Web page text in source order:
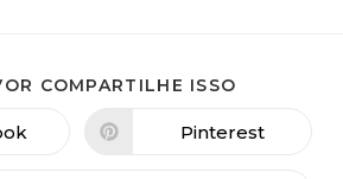
COMPARTILHE ISSO
Pinterest